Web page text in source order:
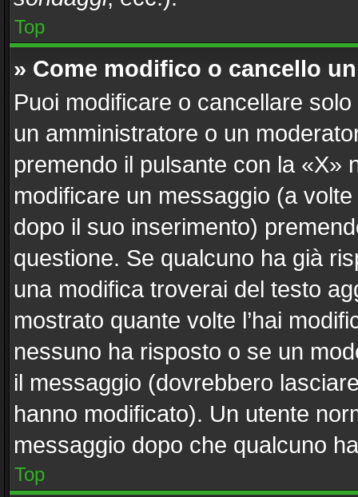
Top
» Come modifico o cancello
Puoi modificare o cancellare
un amministratore o un
premendo il pulsante con la «X»
modificare un messaggio (a
dopo il suo inserimento)
questione. Se qualcuno ha già
una modifica troverai del testo
mostrato quante volte l’hai
nessuno ha risposto o se un
il messaggio (dovrebbero
hanno modificato). Un utente
messaggio dopo che qualcuno
Top